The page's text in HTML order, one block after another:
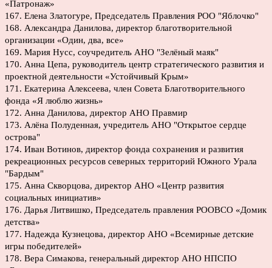
«Патронаж»
167. Елена Златогуре, Председатель Правления РОО "Яблочко"
168. Александра Данилова, директор благотворительной
организации «Один, два, все»
169. Мария Нусс, соучредитель АНО "Зелёный маяк"
170. Анна Цепа, руководитель центр стратегического развития и
проектной деятельности «Устойчивый Крым»
171. Екатерина Алексеева, член Совета Благотворительного
фонда «Я люблю жизнь»
172. Анна Данилова, директор АНО Правмир
173. Алёна Полуденная, учредитель АНО "Открытое сердце
острова"
174. Иван Вотинов, директор фонда сохранения и развития
рекреационных ресурсов северных территорий Южного Урала
"Бардым"
175. Анна Скворцова, директор АНО «Центр развития
социальных инициатив»
176. Дарья Литвишко, Председатель правления РООВСО «Домик
детства»
177. Надежда Кузнецова, директор АНО «Всемирные детские
игры победителей»
178. Вера Симакова, генеральный директор АНО НПСПО